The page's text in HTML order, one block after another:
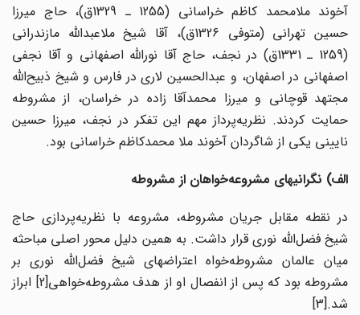
آخوند ملامحمد کاظم خراسانی (1255 ـ 1329ق)، حاج میرزا
حسین تهرانی (متوفی 1326ق)، آقا شیخ ملاعبدالله مازندرانی
(1259 ـ 1331ق) در نجف، حاج آقا نورالله اصفهانی و آقا نجفی
اصفهانی در اصفهان، و عبدالحسین لاری در فارس و شیخ ذبیح‌الله
مجتهد قوچانی و میرزا محمدآقا زاده در خراسان، از مشروطه
حمایت کردند. نظریه‌پرداز مهم این تفکر در نجف، میرزا حسین
نایینی یکی از شاگردان آخوند ملا محمدکاظم خراسانی بود.
الف) نگرانیهای مشروعه‌خواهان از مشروطه
در نقطه مقابل جریان مشروطه، مشروعه با نظریه‌پردازی حاج
شیخ فضل‌الله نوری قرار داشت. به همین دلیل محور اصلی مباحثه
میان عالمان مشروطه‌خواه اعتراضهای شیخ فضل‌الله نوری بر
مشروطه بود که پس از انفصال او از هدف مشروطه‌خواهی[2] ابراز
شد.[3]